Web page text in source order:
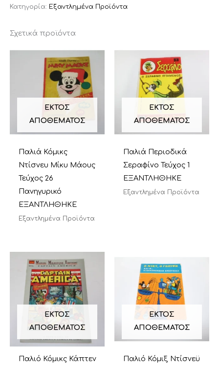
Κατηγορία: Εξαντλημένα Προϊόντα
Σχετικά προϊόντα
ΕΚΤΌΣ
ΑΠΟΘΈΜΑΤΟΣ
Παλιά Κόμικς
Ντίσνευ Μίκυ Μάους
Τεύχος 26
Πανηγυρικό
ΕΞΑΝΤΛΗΘΗΚΕ
Εξαντλημένα Προϊόντα
ΕΚΤΌΣ
ΑΠΟΘΈΜΑΤΟΣ
Παλιά Περιοδικά
Σεραφίνο Τεύχος 1
ΕΞΑΝΤΛΗΘΗΚΕ
Εξαντλημένα Προϊόντα
ΕΚΤΌΣ
ΑΠΟΘΈΜΑΤΟΣ
Παλιό Κόμικς Κάπτεν
ΕΚΤΌΣ
ΑΠΟΘΈΜΑΤΟΣ
Παλιό Κόμιξ Ντίσνεϋ